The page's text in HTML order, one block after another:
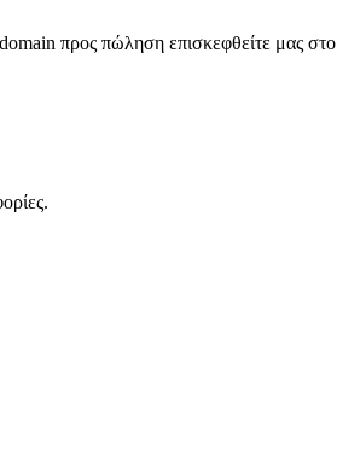
προς πώληση επισκεφθείτε μας στο